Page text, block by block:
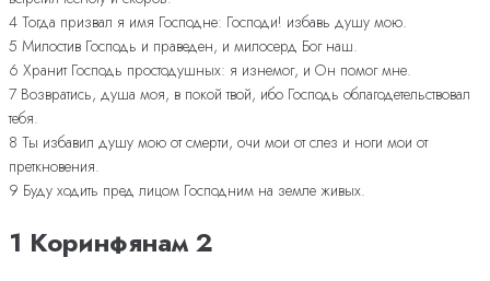
4 Тогда призвал я имя Господне: Господи! избавь душу мою.
5 Милостив Господь и праведен, и милосерд Бог наш.
6 Хранит Господь простодушных: я изнемог, и Он помог мне.
7 Возвратись, душа моя, в покой твой, ибо Господь облагодетельствовал
тебя.
8 Ты избавил душу мою от смерти, очи мои от слез и ноги мои от
преткновения.
9 Буду ходить пред лицом Господним на земле живых.
1 Коринфянам 2